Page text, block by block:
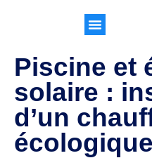
Piscine et
solaire :
d’un
écologique